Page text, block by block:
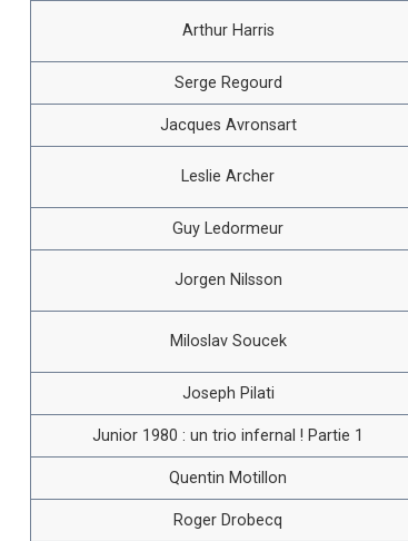
Arthur Harris
Serge Regourd
Jacques Avronsart
Leslie Archer
Guy Ledormeur
Jorgen Nilsson
Miloslav Soucek
Joseph Pilati
Junior 1980 : un trio infernal ! Partie 1
Quentin Motillon
Roger Drobecq